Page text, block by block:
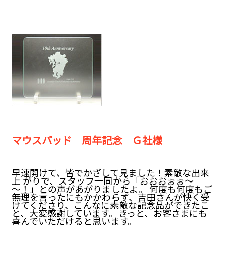
マウスパッド 周年記念 Ｇ社様
早速開けて、皆でかざして見ました！素敵な出来
上 がりで、スタッフ一同から「おおおぉぉ～
～！」との声があがりましたよ。 何度も何度もご
無理を言ったにもかかわらず、吉田さんが快く受
けてくださり、こんなに素敵な記念品ができたこ
と、大変感謝しています。きっと、お客さまにも
喜んでいただけると思います。